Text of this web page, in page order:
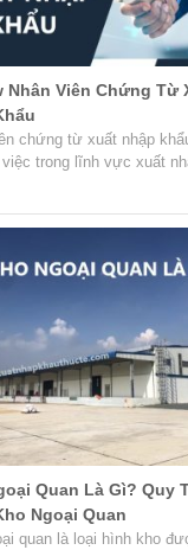
Nhân Viên Chứng Từ
chứng từ xuất nhập
trong lĩnh vực xuất
Quan Là Gì? Quy
Ngoại Quan
quan là loại hình kho